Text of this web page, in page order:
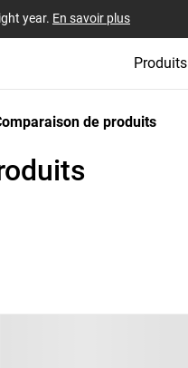
year. En savoir plus
Produits
de produits